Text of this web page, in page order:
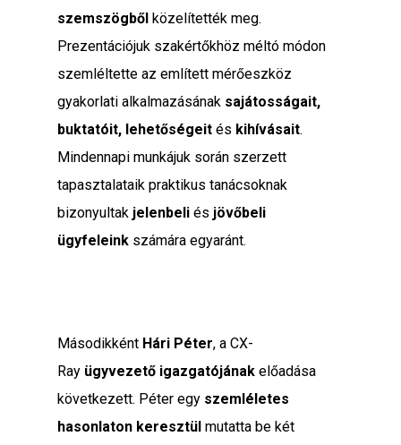
szemszögből közelítették meg.
Prezentációjuk szakértőkhöz méltó módon
szemléltette az említett mérőeszköz
gyakorlati alkalmazásának sajátosságait,
buktatóit, lehetőségeités kihívásait.
Mindennapi munkájuk során szerzett
tapasztalataik praktikus tanácsoknak
bizonyultak jelenbeliés jövőbeli
ügyfeleink számára egyaránt.
Másodikként Hári Péter, a CX-
Ray ügyvezető igazgatójának előadása
következett. Péter egy szemléletes
hasonlaton keresztül mutatta be két